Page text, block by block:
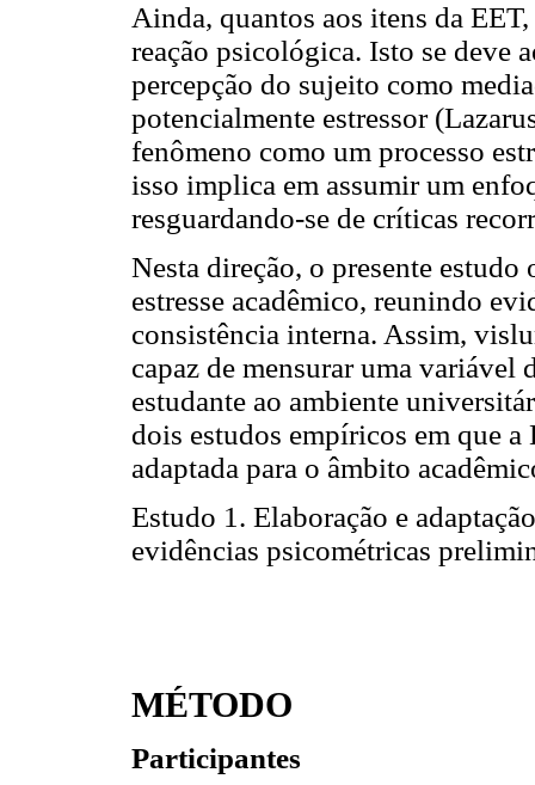
Ainda, quantos aos itens da
reação psicológica. Isto se deve
percepção do sujeito como
potencialmente estressor
fenômeno como um processo
isso implica em assumir um
resguardando-se de críticas
Nesta direção, o presente
estresse acadêmico, reunindo
consistência interna. Assim,
capaz de mensurar uma
estudante ao ambiente
dois estudos empíricos em que
adaptada para o âmbito
Estudo 1. Elaboração e
evidências psicométricas
MÉTODO
Participantes